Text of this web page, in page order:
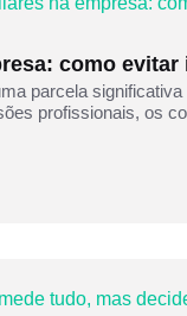
como
parcela
profissionais, os